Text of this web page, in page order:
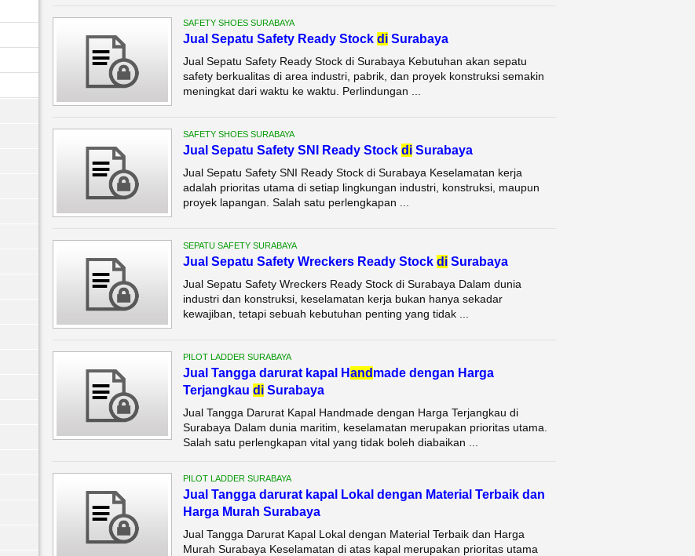
SAFETY SHOES SURABAYA
Jual Sepatu Safety Ready Stock diSurabaya
Jual Sepatu Safety Ready Stock di Surabaya Kebutuhan akan sepatu
safety berkualitas di area industri, pabrik, dan proyek konstruksi semakin
meningkat dari waktu ke waktu. Perlindungan ...
SAFETY SHOES SURABAYA
Jual Sepatu Safety SNI Ready Stock diSurabaya
Jual Sepatu Safety SNI Ready Stock di Surabaya Keselamatan kerja
adalah prioritas utama di setiap lingkungan industri, konstruksi, maupun
proyek lapangan. Salah satu perlengkapan ...
SEPATU SAFETY SURABAYA
Jual Sepatu Safety Wreckers Ready Stock diSurabaya
Jual Sepatu Safety Wreckers Ready Stock di Surabaya Dalam dunia
industri dan konstruksi, keselamatan kerja bukan hanya sekadar
kewajiban, tetapi sebuah kebutuhan penting yang tidak ...
PILOT LADDER SURABAYA
Jual Tangga darurat kapal Hand made dengan Harga
Terjangkau diSurabaya
Jual Tangga Darurat Kapal Handmade dengan Harga Terjangkau di
Surabaya Dalam dunia maritim, keselamatan merupakan prioritas utama.
Salah satu perlengkapan vital yang tidak boleh diabaikan ...
PILOT LADDER SURABAYA
Jual Tangga darurat kapal Lokal dengan Material Terbaik dan
Harga Murah Surabaya
Jual Tangga Darurat Kapal Lokal dengan Material Terbaik dan Harga
Murah Surabaya Keselamatan di atas kapal merupakan prioritas utama